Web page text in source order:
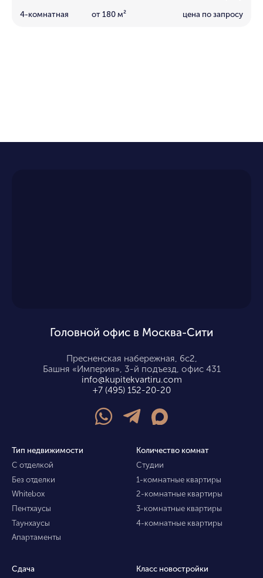
4-комнатная от 180 м² цена по запросу
Головной офис в Москва-Сити
Пресненская набережная, 6с2,
Башня «Империя», 3-й подъезд, офис 431
info@kupitekvartiru.com
+7 (495) 152-20-20
Тип недвижимости
С отделкой
Без отделки
Whitebox
Пентхаусы
Таунхаусы
Апартаменты
Количество комнат
Студии
1-комнатные квартиры
2-комнатные квартиры
3-комнатные квартиры
4-комнатные квартиры
Сдача
Класс новостройки